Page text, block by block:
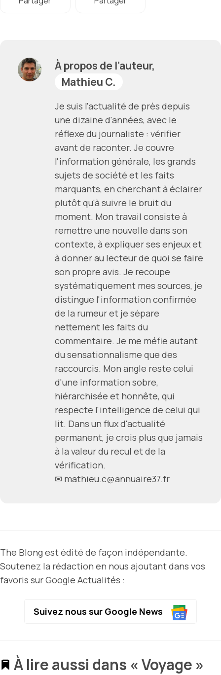
À propos de l’auteur,
Mathieu C.
Je suis l'actualité de près depuis
une dizaine d'années, avec le
réflexe du journaliste : vérifier
avant de raconter. Je couvre
l'information générale, les grands
sujets de société et les faits
marquants, en cherchant à éclairer
plutôt qu'à suivre le bruit du
moment. Mon travail consiste à
remettre une nouvelle dans son
contexte, à expliquer ses enjeux et
à donner au lecteur de quoi se faire
son propre avis. Je recoupe
systématiquement mes sources, je
distingue l'information confirmée
de la rumeur et je sépare
nettement les faits du
commentaire. Je me méfie autant
du sensationnalisme que des
raccourcis. Mon angle reste celui
d'une information sobre,
hiérarchisée et honnête, qui
respecte l'intelligence de celui qui
lit. Dans un flux d'actualité
permanent, je crois plus que jamais
à la valeur du recul et de la
vérification.
✉ mathieu.c@annuaire37.fr
The Blong est édité de façon indépendante.
Soutenez la rédaction en nous ajoutant dans vos
favoris sur Google Actualités :
Suivez nous sur Google News
À lire aussi dans « Voyage »